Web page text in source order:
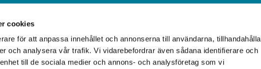
cookies
för att anpassa innehållet och annonserna till användarna, tillhandahålla
och analysera vår trafik. Vi vidarebefordrar även sådana identifierare och
till de sociala medier och annons- och analysföretag som vi